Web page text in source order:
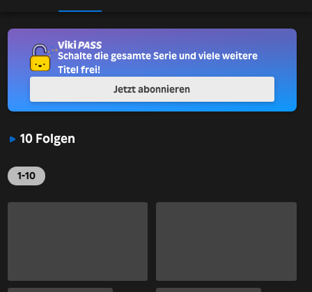
10 Folgen
1-10
Schalte die gesamte Serie und viele weitere
Titel frei!
Jetzt abonnieren